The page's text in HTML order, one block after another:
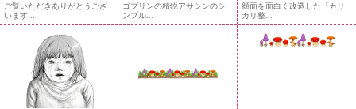
ご覧いただきありがとうござ
います...
ゴブリンの精鋭アサシンのシ
ンプル...
顔面を面白く改造した「カリ
カリ整...